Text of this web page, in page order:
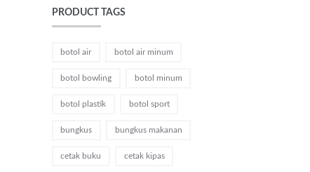
PRODUCT TAGS
botol air botol air minum
botol bowling botol minum
botol plastik botol sport
bungkus bungkus makanan
cetak buku cetak kipas